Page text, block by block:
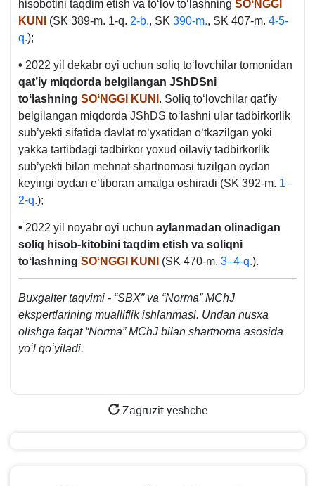
hisobotini taqdim etish va toʻlov toʻlashning SOʻNGGI
KUNI (SK 389-m. 1-q. 2-b., SK 390-m., SK 407-m. 4-5-
q.);
• 2022 yil dekabr oyi uchun soliq toʻlovchilar tomonidan
qat’iy miqdorda belgilangan JShDSni
toʻlashning SOʻNGGI KUNI . Soliq toʻlovchilar qat’iy
belgilangan miqdorda JShDS toʻlashni ular tadbirkorlik
sub’yekti sifatida davlat roʻyхatidan oʻtkazilgan yoki
yakka tartibdagi tadbirkor yoхud oilaviy tadbirkorlik
sub’yekti bilan mehnat shartnomasi tuzilgan oydan
keyingi oydan e’tiboran amalga oshiradi (SK 392-m. 1–
2-q.);
• 2022 yil noyabr oyi uchun aylanmadan olinadigan
soliq hisob-kitobini taqdim etish va soliqni
toʻlashning SOʻNGGI KUNI (SK 470-m. 3–4-q.).
Buхgalter taqvimi - “SBX” va “Norma” MChJ
ekspertlarining mualliflik ishlanmasi. Undan nusхa
olishga faqat “Norma” MChJ bilan shartnoma asosida
yoʻl qoʻyiladi.
Zagruzit yeshche